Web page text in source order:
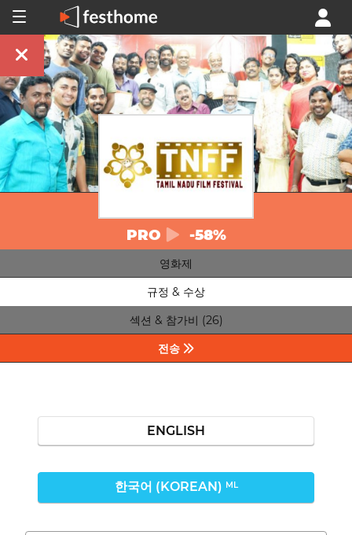
PRO -58%
영화제
규정 & 수상
섹션 & 참가비 (26)
전송
ENGLISH
한국어 (KOREAN) ML